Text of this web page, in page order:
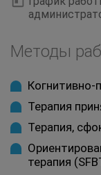
Методы
Когнитивно-
Терапия
Терапия,
терапия